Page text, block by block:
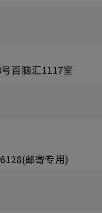
百脑汇1117室
邮寄专用)